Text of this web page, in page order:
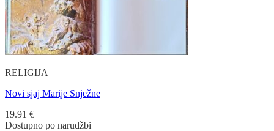
RELIGIJA
Novi sjaj Marije Snježne
19.91 €
Dostupno po narudžbi